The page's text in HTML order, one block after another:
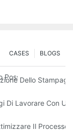
BLOGS
CASES
Gestire
Dello
In Plastica Per
Di Lavorare Con
La SceltaIl Processo